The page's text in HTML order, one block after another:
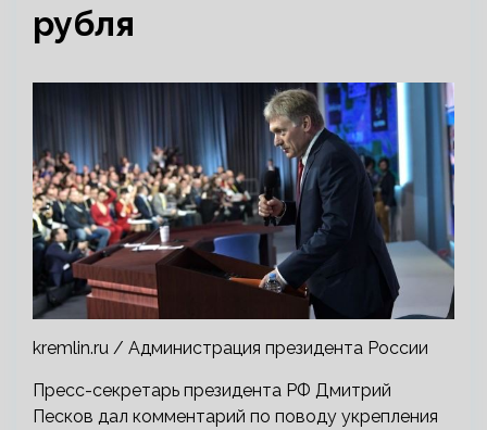
рубля
kremlin.ru / Администрация президента России
Пресс-секретарь президента РФ Дмитрий
Песков дал комментарий по поводу укрепления